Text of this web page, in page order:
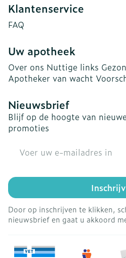
Klantenservice
FAQ
Uw apotheek
Over ons Nuttige links
Apotheker van wacht
Nieuwsbrief
Blijf op de hoogte van
promoties
Door op inschrijven te klikken,
nieuwsbrief en gaat u akkoord